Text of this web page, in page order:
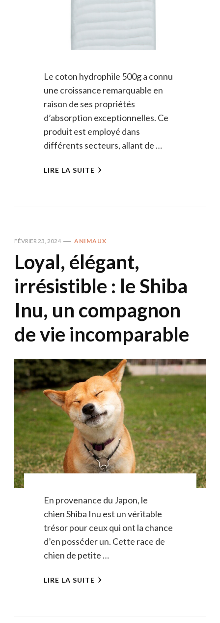
Le coton hydrophile 500g a connu
une croissance remarquable en
raison de ses propriétés
d’absorption exceptionnelles. Ce
produit est employé dans
différents secteurs, allant de …
LIRE LA SUITE
FÉVRIER 23, 2024 ANIMAUX
Loyal, élégant,
irrésistible : le Shiba
Inu, un compagnon
de vie incomparable
En provenance du Japon, le
chien Shiba Inu est un véritable
trésor pour ceux qui ont la chance
d’en posséder un. Cette race de
chien de petite …
LIRE LA SUITE